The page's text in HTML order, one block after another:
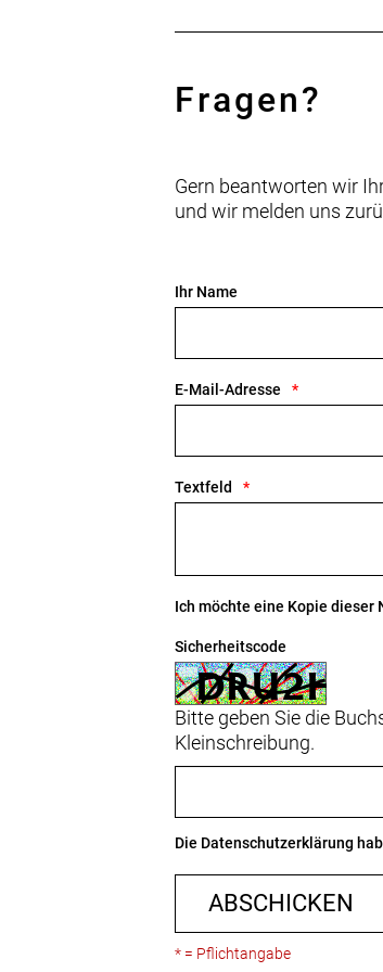
Fragen?
Gern beantworten wir
und wir melden uns
Ihr Name
E-Mail-Adresse
Textfeld
Ich möchte eine Kopie dieser
Sicherheitscode
Bitte geben Sie die
Kleinschreibung.
Die Datenschutzerklärung
ABSCHICKEN
* = Pflichtangabe